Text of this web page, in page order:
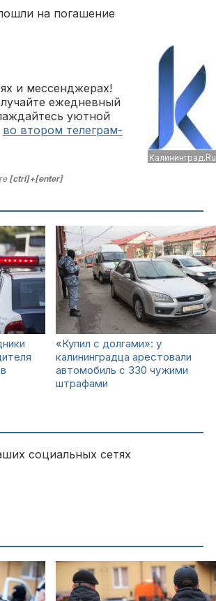
на погашение
Калининград.Ru
и мессенджерах!
ежедневный
уютной
во втором телеграм-
[ctrl]+[enter]
«Купил с долгами»: у
калининградца арестовали
автомобиль с 330 чужими
штрафами
социальных сетях